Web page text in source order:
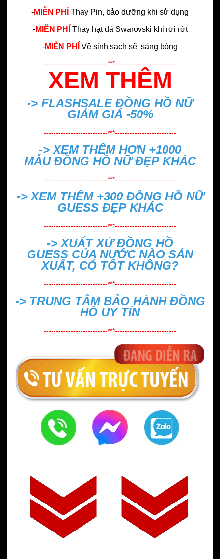
-MIỄN PHÍ Thay Pin, bảo dưỡng khi sử dụng
-MIỄN PHÍ Thay hạt đá Swarovski khi rơi rớt
-MIỄN PHÍ Vệ sinh sạch sẽ, sáng bóng
--------------------------***-------------------------
XEM THÊM
-> FLASHSALE ĐỒNG HỒ NỮ
GIẢM GIÁ -50%
--------------------------***-------------------------
-> XEM THÊM HƠN +1000
MẪU ĐỒNG HỒ NỮ ĐẸP KHÁC
--------------------------***-------------------------
-> XEM THÊM +300 ĐỒNG HỒ NỮ
GUESS ĐẸPKHÁC
--------------------------***-------------------------
->XUẤT XỨ ĐỒNG HỒ
GUESS CỦA NƯỚC NÀO SẢN
XUẤT, CÓ TỐT KHÔNG?
--------------------------***-------------------------
-> TRUNG TÂM BẢO HÀNH ĐỒNG
HỒ UY TÍN
--------------------------***-------------------------